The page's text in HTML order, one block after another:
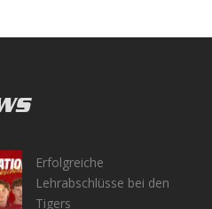
Erfolgreiche
Lehrabschlüsse bei den
Tigers